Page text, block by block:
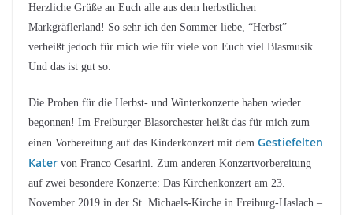
Herzliche Grüße an Euch alle aus dem herbstlichen
Markgräflerland! So sehr ich den Sommer liebe, “Herbst”
verheißt jedoch für mich wie für viele von Euch viel Blasmusik.
Und das ist gut so.
Die Proben für die Herbst- und Winterkonzerte haben wieder
begonnen! Im Freiburger Blasorchester heißt das für mich zum
einen Vorbereitung auf das Kinderkonzert mit dem Gestiefelten
Kater von Franco Cesarini. Zum anderen Konzertvorbereitung
auf zwei besondere Konzerte: Das Kirchenkonzert am 23.
November 2019 in der St. Michaels-Kirche in Freiburg-Haslach –